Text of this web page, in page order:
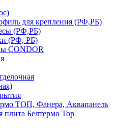
для крепления (РФ,РБ)
(РФ,РБ)
(РФ, РБ)
CONDOR
ТОП, Фанера, Аквапанель
плита Белтермо Top